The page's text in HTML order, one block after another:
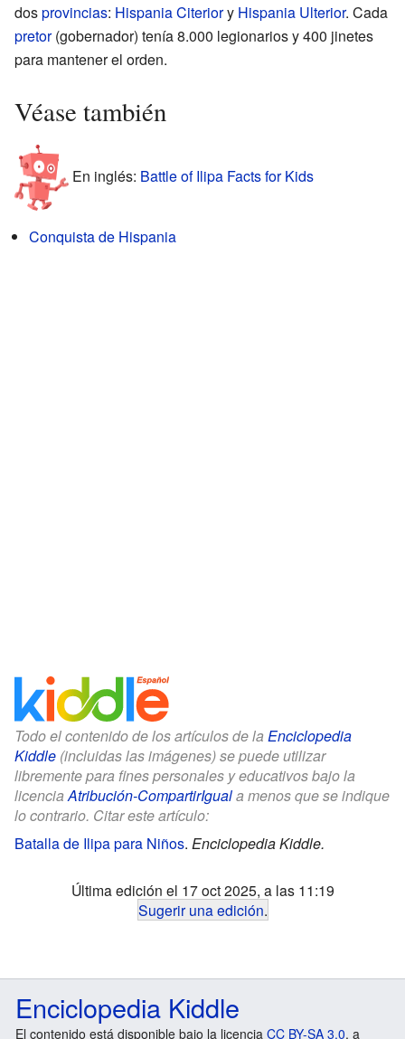
dosprovincias: Hispania Citeriory Hispania Ulterior. Cada
pretor(gobernador) tenía 8.000 legionarios y 400 jinetes
para mantener el orden.
Véase también
En inglés: Battle of Ilipa Facts for Kids
Conquista de Hispania
Todo el contenido de los artículos de la Enciclopedia
Kiddle (incluidas las imágenes) se puede utilizar
libremente para fines personales y educativos bajo la
licencia Atribución-CompartirIguala menos que se indique
lo contrario. Citar este artículo:
Batalla de Ilipa para Niños. Enciclopedia Kiddle.
Última edición el 17 oct 2025, a las 11:19
Sugerir una edición.
Enciclopedia Kiddle
El contenido está disponible bajo la licencia CC BY-SA 3.0, a